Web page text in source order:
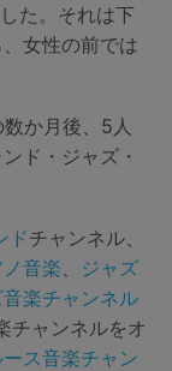
た。それは下
女性の前では
か月後、5人
ド・ジャズ・
ドチャンネル、
音楽
ジャズ
楽チャンネル
チャンネルをオ
ス音楽チャン